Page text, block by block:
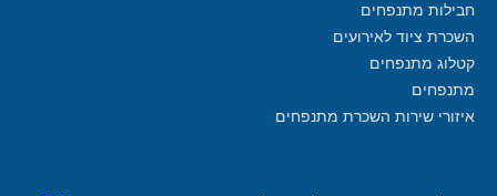
חבילות מתנפחים
השכרת ציוד לאירועים
קטלוג מתנפחים
מתנפחים
איזורי שירות השכרת מתנפחים